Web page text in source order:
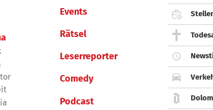
Events
Rätsel
Leserreporter
Comedy
Podcast